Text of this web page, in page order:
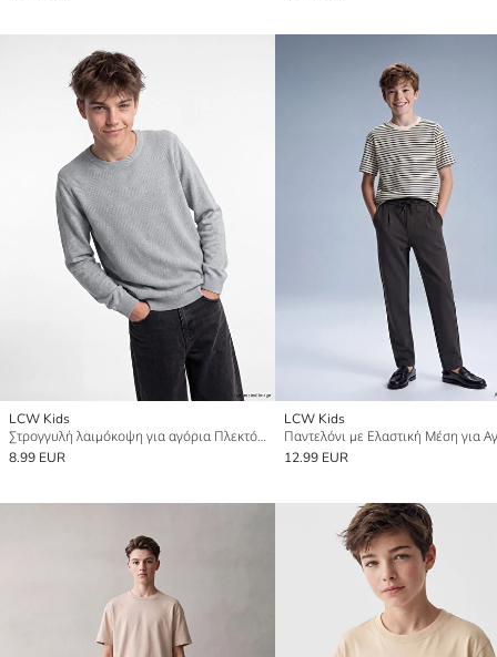
LCW Kids
Στρογγυλή λαιμόκοψη για αγόρια Πλεκτό Πουλόβερ
8.99 EUR
LCW Kids
12.99 EUR